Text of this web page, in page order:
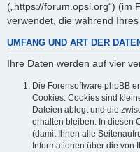
(„https://forum.opsi.org“) (im
verwendet, die während
UMFANG UND ART DER
Ihre Daten werden auf vier
Die Forensoftware phpBB
Cookies. Cookies sind
Dateien ablegt und die
erhalten bleiben. In diesen
(damit Ihnen alle
Informationen über die von